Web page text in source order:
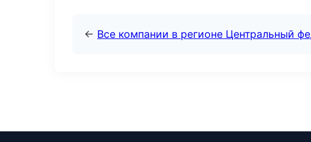
← Все компании в регионе Центральный